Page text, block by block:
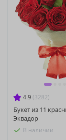
4.9 (3282)
Букет из 11
Эквадор
В наличии